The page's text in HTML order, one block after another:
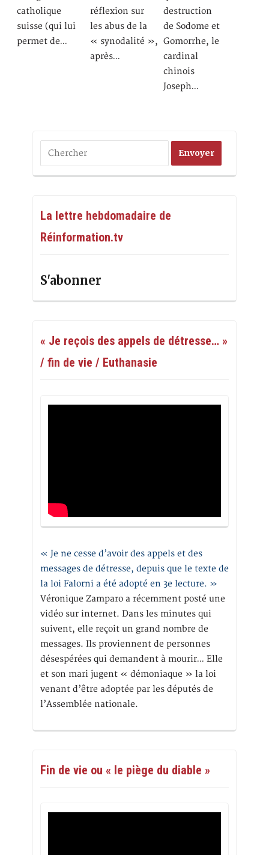
catholique
suisse (qui lui
permet de…
réflexion sur
les abus de la
« synodalité »,
après…
destruction
de Sodome et
Gomorrhe, le
cardinal
chinois
Joseph…
La lettre hebdomadaire de
Réinformation.tv
S'abonner
« Je reçois des appels de détresse… »
/ fin de vie / Euthanasie
« Je ne cesse d’avoir des appels et des
messages de détresse, depuis que le texte de
la loi Falorni a été adopté en 3e lecture. »
Véronique Zamparo a récemment posté une
vidéo sur internet. Dans les minutes qui
suivent, elle reçoit un grand nombre de
messages. Ils proviennent de personnes
désespérées qui demandent à mourir… Elle
et son mari jugent « démoniaque » la loi
venant d’être adoptée par les députés de
l’Assemblée nationale.
Fin de vie ou « le piège du diable »